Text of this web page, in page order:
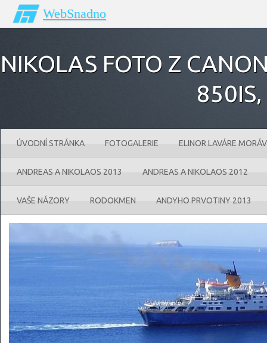
WebSnadno
NIKOLAS FOTO Z
ÚVODNÍ STRÁNKA FOTOGALERIE ELINOR LAVÁRE
ANDREAS A NIKOLAOS 2013 ANDREAS A NIKOLAOS 2012
VAŠE NÁZORY RODOKMEN ANDYHO PRVOTINY 2013